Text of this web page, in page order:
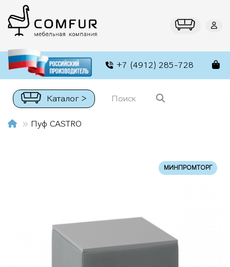
+7 (4912) 285-728
Каталог >
Пуф CASTRO
МИНПРОМТОРГ